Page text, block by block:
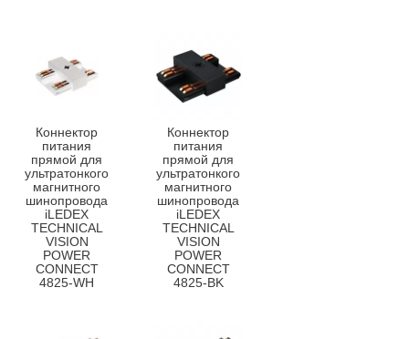
Коннектор
питания
прямой для
ультратонкого
магнитного
шинопровода
iLEDEX
TECHNICAL
VISION
POWER
CONNECT
4825-WH
Коннектор
питания
прямой для
ультратонкого
магнитного
шинопровода
iLEDEX
TECHNICAL
VISION
POWER
CONNECT
4825-BK